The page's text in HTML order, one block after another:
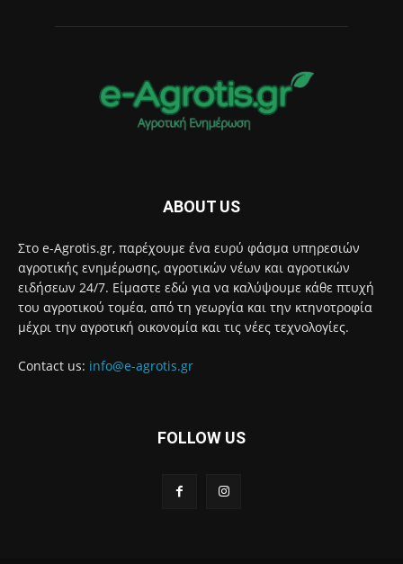
ABOUT US
Στο e-Agrotis.gr, παρέχουμε ένα ευρύ φάσμα υπηρεσιών
αγροτικής ενημέρωσης, αγροτικών νέων και αγροτικών
ειδήσεων 24/7. Είμαστε εδώ για να καλύψουμε κάθε πτυχή
του αγροτικού τομέα, από τη γεωργία και την κτηνοτροφία
μέχρι την αγροτική οικονομία και τις νέες τεχνολογίες.
Contact us: info@e-agrotis.gr
FOLLOW US